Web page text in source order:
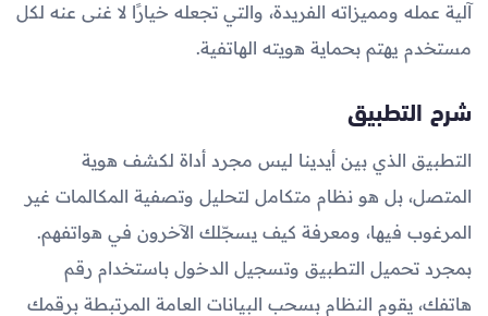
آلية عمله ومميزاته الفريدة، والتي تجعله خيارًا لا غنى عنه لكل
مستخدم يهتم بحماية هويته الهاتفية.
شرح التطبيق
التطبيق الذي بين أيدينا ليس مجرد أداة لكشف هوية
المتصل، بل هو نظام متكامل لتحليل وتصفية المكالمات غير
المرغوب فيها، ومعرفة كيف يسجّلك الآخرون في هواتفهم.
بمجرد تحميل التطبيق وتسجيل الدخول باستخدام رقم
هاتفك، يقوم النظام بسحب البيانات العامة المرتبطة برقمك